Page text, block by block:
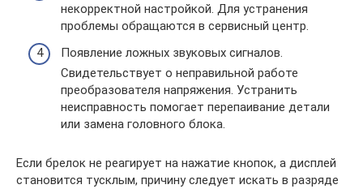
некорректной настройкой. Для устранения
проблемы обращаются в сервисный центр.
Появление ложных звуковых сигналов.
Свидетельствует о неправильной работе
преобразователя напряжения. Устранить
неисправность помогает перепаивание детали
или замена головного блока.
Если брелок не реагирует на нажатие кнопок, а дисплей
становится тусклым, причину следует искать в разряде